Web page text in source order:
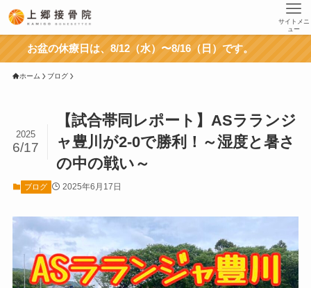
サイトメニ
ュー
お盆の休療日は、8/12（水）〜8/16（日）です。
ホーム ブログ
【試合帯同レポート】ASラランジ
ャ豊川が2-0で勝利！～湿度と暑さ
の中の戦い～
2025
6/17
ブログ 2025年6月17日